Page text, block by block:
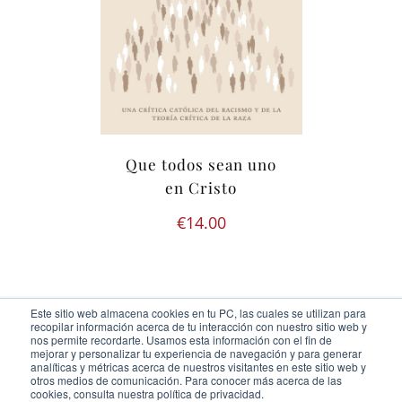
Este sitio web almacena cookies en tu PC, las cuales se utilizan para
recopilar información acerca de tu interacción con nuestro sitio web y
nos permite recordarte. Usamos esta información con el fin de
mejorar y personalizar tu experiencia de navegación y para generar
analíticas y métricas acerca de nuestros visitantes en este sitio web y
otros medios de comunicación. Para conocer más acerca de las
cookies, consulta nuestra política de privacidad.
Que todos sean uno
en Cristo
€14.00
Ediciones Cor Iesu Copyright 2020 |id digital agency